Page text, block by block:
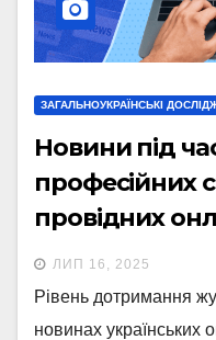
ЗАГАЛЬНОУКРАЇНСЬКІ
Новини під
професійних
провідних
травень 2025
ЛИП 16, 2025
Рівень дотримання
новинах українських